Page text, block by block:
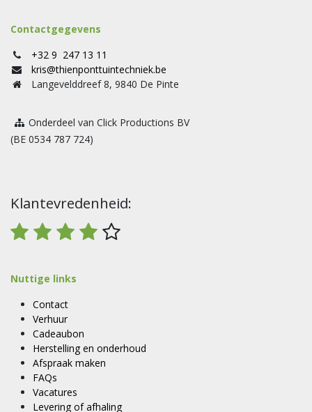
Contactgegevens
+32 9 247 13 11
kris@thienponttuintechniek.be
Langevelddreef 8, 9840 De Pinte
Onderdeel van Click Productions BV
(BE 0534 787 724)
Klantevredenheid:
Nuttige links
Contact
Verhuur
Cadeaubon
Herstelling en onderhoud
Afspraak maken
FAQs
Vacatures
Levering of afhaling